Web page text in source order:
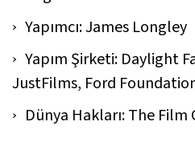
Yapımcı: James Longley
Yapım Şirketi: Daylight
JustFilms, Ford
Dünya Hakları: The